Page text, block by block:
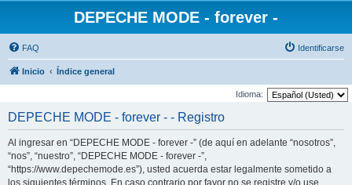
DEPECHE MODE - forever -
FAQ Identificarse
Inicio Índice general
Idioma:
DEPECHE MODE - forever - - Registro
Al ingresar en “DEPECHE MODE - forever -” (de aquí en adelante “nosotros”,
“nos”, “nuestro”, “DEPECHE MODE - forever -”,
“https://www.depechemode.es”), usted acuerda estar legalmente sometido a
los siguientes términos. En caso contrario por favor no se registre y/o use